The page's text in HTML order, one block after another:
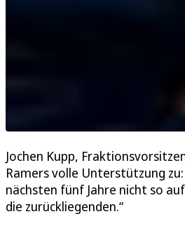
Jochen Kupp,
Ramers volle Unterstützung
nächsten fünf Jahre nicht so
die zurückliegenden.“